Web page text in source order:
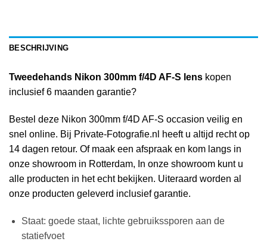
BESCHRIJVING
Tweedehands Nikon 300mm f/4D AF-S lens kopen
inclusief 6 maanden garantie?
Bestel deze Nikon 300mm f/4D AF-S occasion veilig en
snel online. Bij Private-Fotografie.nl heeft u altijd recht op
14 dagen retour. Of maak een afspraak en kom langs in
onze showroom in Rotterdam, In onze showroom kunt u
alle producten in het echt bekijken. Uiteraard worden al
onze producten geleverd inclusief garantie.
Staat: goede staat, lichte gebruikssporen aan de
statiefvoet